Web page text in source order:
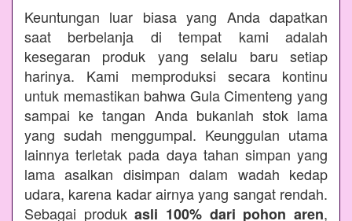
Keuntungan luar biasa yang Anda dapatkan
saat berbelanja di tempat kami adalah
kesegaran produk yang selalu baru setiap
harinya. Kami memproduksi secara kontinu
untuk memastikan bahwa Gula Cimenteng yang
sampai ke tangan Anda bukanlah stok lama
yang sudah menggumpal. Keunggulan utama
lainnya terletak pada daya tahan simpan yang
lama asalkan disimpan dalam wadah kedap
udara, karena kadar airnya yang sangat rendah.
Sebagai produkasli 100% dari pohon aren,